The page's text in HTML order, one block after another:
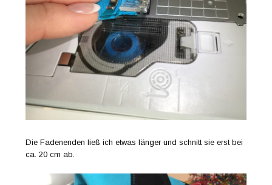
Die Fadenenden ließ ich etwas länger und schnitt sie erst bei
ca. 20 cm ab.